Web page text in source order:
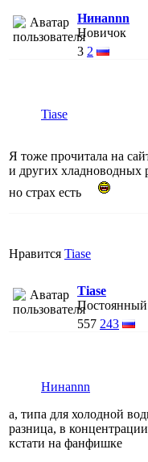
Нинаnnn
Новичок
3 2
Tiase
Я тоже прочитала на
и других хладноводных
но страх есть
Нравится Tiase
Tiase
Постоянный
557 243
Нинаnnn
а, типа для холодной
разница, в
кстати на фанфишке